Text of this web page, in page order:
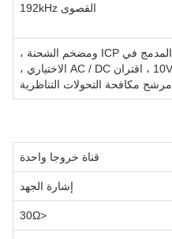
القصوى 192kHz
مصدر التيار الثابت المدمج في ICP ومضخم الشحنة ،
مجموعة من 10V / 1V ، اقتران AC / DC الاختياري ،
مرشح مكافحة التحولات التناظرية
قناة خروجا واحدة
إشارة الجهد
<30Ω